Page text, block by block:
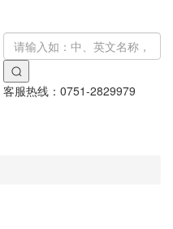
客服热线： 0751-2829979